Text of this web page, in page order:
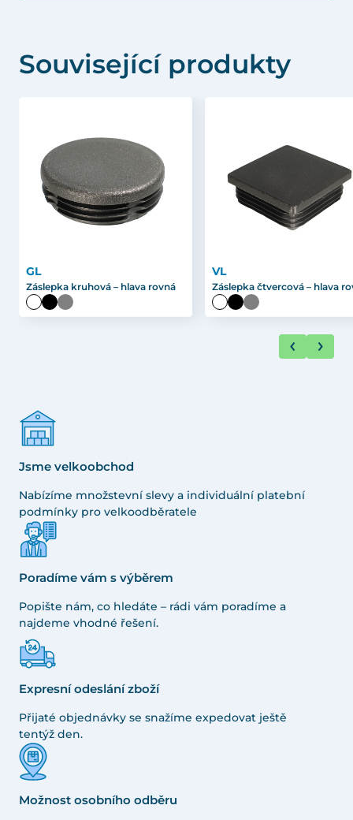
Související produkty
GL
Záslepka kruhová – hlava rovná
VL
Záslepka čtvercová – hlava
Jsme velkoobchod
Nabízíme množstevní slevy a individuální platební
podmínky pro velkoodběratele
Poradíme vám s výběrem
Popište nám, co hledáte – rádi vám poradíme a
najdeme vhodné řešení.
Expresní odeslání zboží
Přijaté objednávky se snažíme expedovat ještě
tentýž den.
Možnost osobního odběru